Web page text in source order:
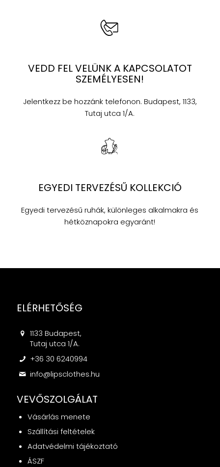
VEDD FEL VELÜNK A KAPCSOLATOT
SZEMÉLYESEN!
Jelentkezz be hozzánk telefonon. Budapest, 1133,
Tutaj utca 1/A.
EGYEDI TERVEZÉSŰ KOLLEKCIÓ
Egyedi tervezésű ruhák, különleges alkalmakra és
hétköznapokra egyaránt!
ELÉRHETŐSÉG
1133 Budapest,
Tutaj utca 1/A.
+36 30 6240994
info@lipsclothes.hu
VEVŐSZOLGÁLAT
Vásárlás menete
Szállítási feltételek
Adatvédelmi tájékoztató
ÁSZF